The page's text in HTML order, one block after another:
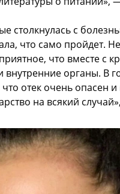
столкнулась с
что само пройдет.
что вместе с
внутренние органы. В
отек очень опасен
на всякий